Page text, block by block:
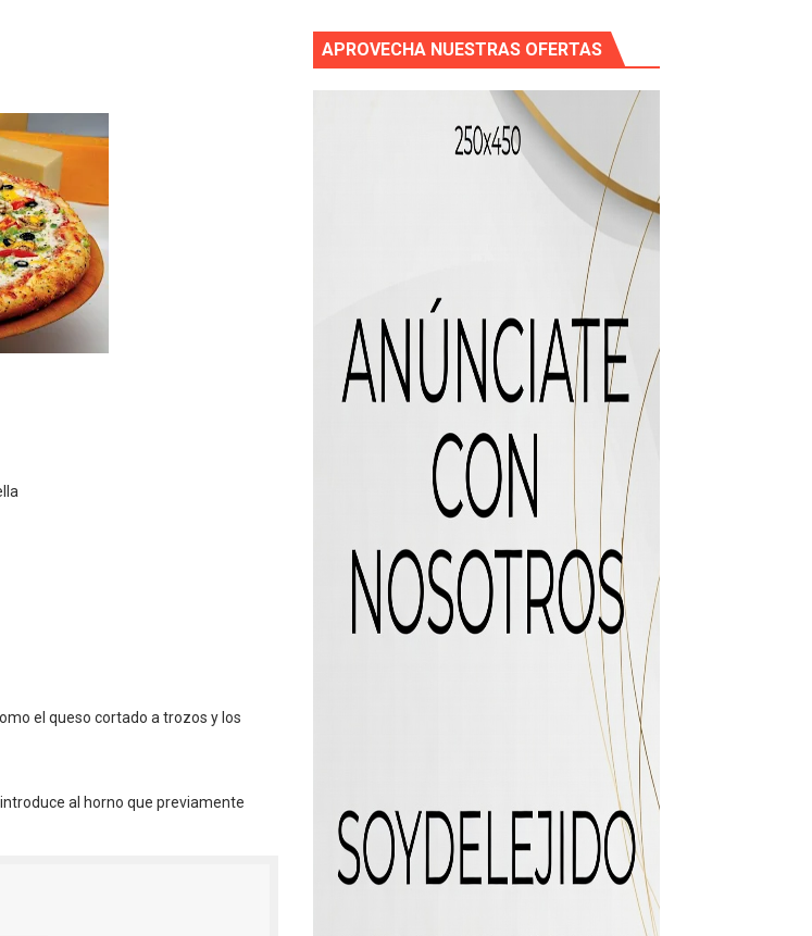
en Ceuta
adulterado y recuperan motocicleta
Distrito Nacional
otra persona herida
Felipe
por expectativas de un acuerdo diplomático entre EEUU e Irán, tras la cancelación de un ataque.
amazónica de Ecuador
el queso cortado a trozos y los
al horno que previamente
APROVECHA NUESTRAS OFERTAS